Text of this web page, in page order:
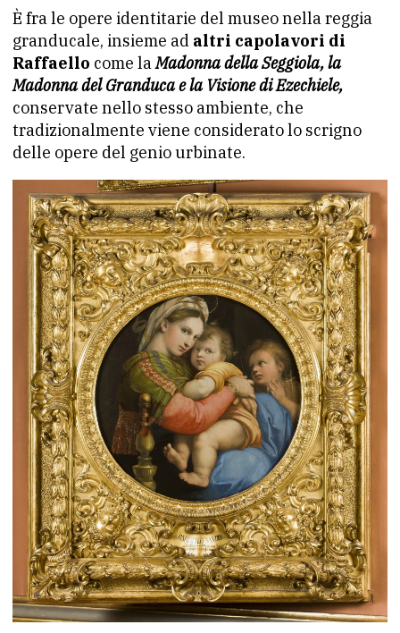
È fra le opere identitarie del museo nella reggia
granducale, insieme ad altri capolavori di
Raffaello come laMadonna della Seggiola, la
Madonna del Granduca e la Visione di Ezechiele,
conservate nello stesso ambiente, che
tradizionalmente viene considerato lo scrigno
delle opere del genio urbinate.